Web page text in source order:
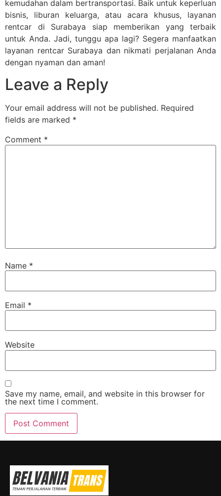
kemudahan dalam bertransportasi. Baik untuk keperluan
bisnis, liburan keluarga, atau acara khusus, layanan
rentcar di Surabaya siap memberikan yang terbaik
untuk Anda. Jadi, tunggu apa lagi? Segera manfaatkan
layanan rentcar Surabaya dan nikmati perjalanan Anda
dengan nyaman dan aman!
Leave a Reply
Your email address will not be published. Required
fields are marked *
Comment *
Name *
Email *
Website
Save my name, email, and website in this browser for
the next time I comment.